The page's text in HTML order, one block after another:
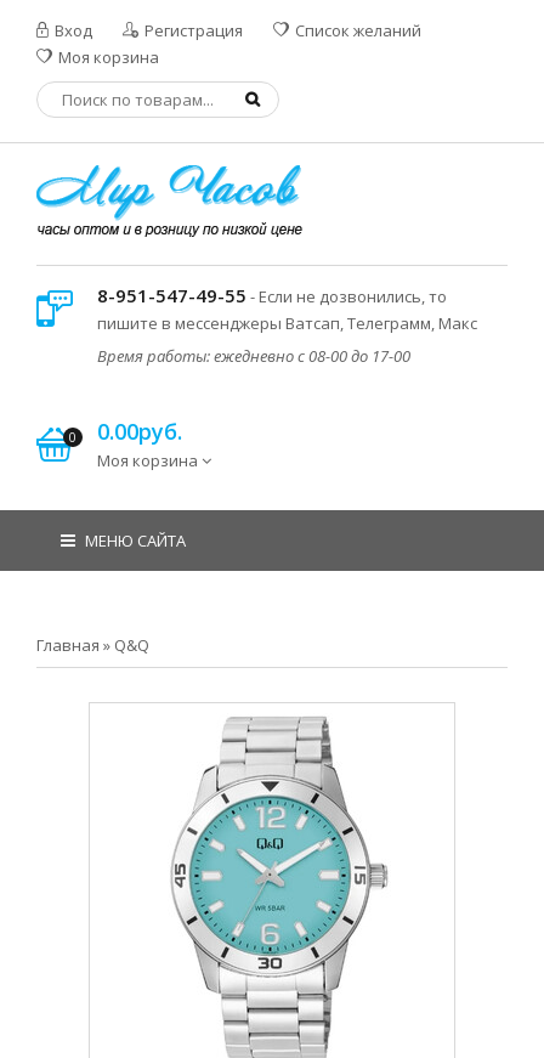
Вход Регистрация
Список желаний
Моя корзина
8-951-547-49-55 - Если не дозвонились, то
пишите в мессенджеры Ватсап, Телеграмм, Макс
Время работы: ежедневно с 08-00 до 17-00
0 0.00руб.
Моя корзина
МЕНЮ САЙТА
Главная » Q&Q